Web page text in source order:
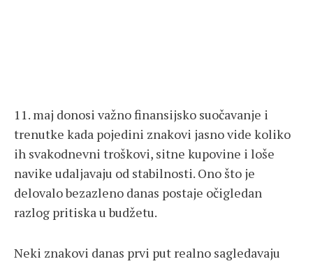
11. maj donosi važno finansijsko suočavanje i
trenutke kada pojedini znakovi jasno vide koliko
ih svakodnevni troškovi, sitne kupovine i loše
navike udaljavaju od stabilnosti. Ono što je
delovalo bezazleno danas postaje očigledan
razlog pritiska u budžetu.
Neki znakovi danas prvi put realno sagledavaju